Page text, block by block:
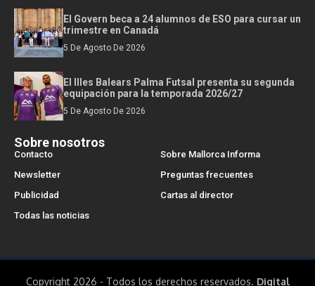
El Govern beca a 24 alumnos de ESO para cursar un
trimestre en Canadá
5 De Agosto De 2026
El Illes Balears Palma Futsal presenta su segunda
equipación para la temporada 2026/27
5 De Agosto De 2026
Sobre nosotros
Contacto
Sobre Mallorca Informa
Newsletter
Preguntas frecuentes
Publicidad
Cartas al director
Todas las noticias
Copyright 2026 - Todos los derechos reservados. Digital